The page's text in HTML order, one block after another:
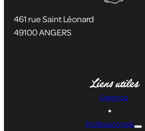
461 rue Saint Léonard
49100 ANGERS
Liens utiles
L'agence
Professionnels